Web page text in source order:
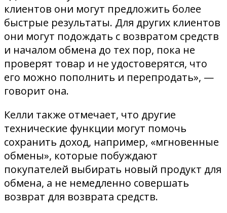
клиентов они могут предложить более
быстрые результаты. Для других клиентов
они могут подождать с возвратом средств
и началом обмена до тех пор, пока не
проверят товар и не удостоверятся, что
его можно пополнить и перепродать», —
говорит она.
Келли также отмечает, что другие
технические функции могут помочь
сохранить доход, например, «мгновенные
обмены», которые побуждают
покупателей выбирать новый продукт для
обмена, а не немедленно совершать
возврат для возврата средств.